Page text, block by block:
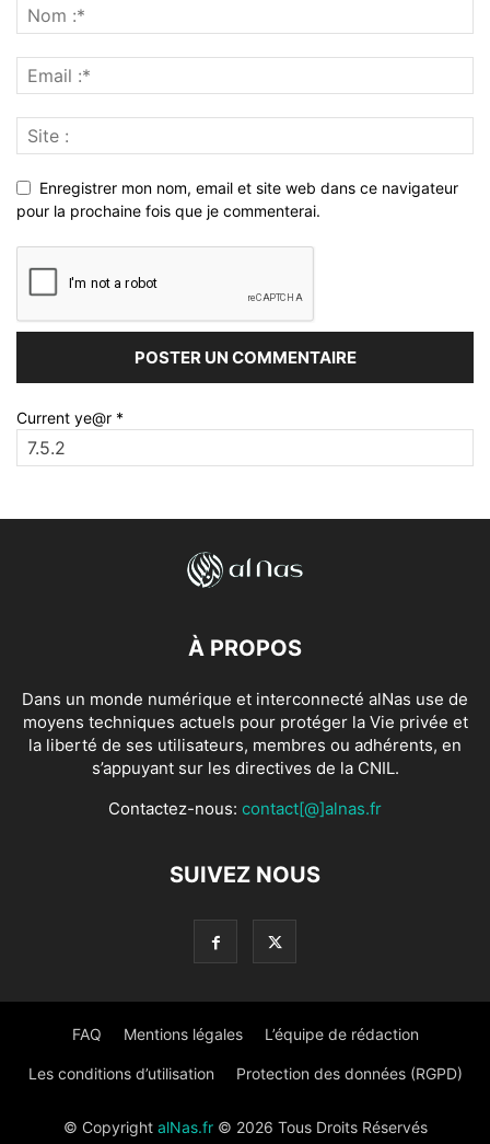
Enregistrer mon nom, email et site web dans ce navigateur
pour la prochaine fois que je commenterai.
Current ye@r *
À PROPOS
Dans un monde numérique et interconnecté alNas use de
moyens techniques actuels pour protéger la Vie privée et
la liberté de ses utilisateurs, membres ou adhérents, en
s’appuyant sur les directives de la CNIL.
Contactez-nous: contact[@]alnas.fr
SUIVEZ NOUS
FAQ Mentions légales L’équipe de rédaction
Les conditions d’utilisation Protection des données (RGPD)
© Copyright alNas.fr© 2026 Tous Droits Réservés